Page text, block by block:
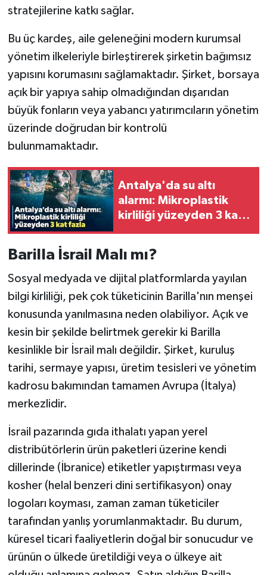
stratejilerine katkı sağlar.
Bu üç kardeş, aile geleneğini modern kurumsal
yönetim ilkeleriyle birleştirerek şirketin bağımsız
yapısını korumasını sağlamaktadır. Şirket, borsaya
açık bir yapıya sahip olmadığından dışarıdan
büyük fonların veya yabancı yatırımcıların yönetim
üzerinde doğrudan bir kontrolü
bulunmamaktadır.
Antalya'da su altı
alarmı: Mikroplastik
kirliliği yüzeyden 3 kat
Barilla İsrail Malı mı?
Sosyal medyada ve dijital platformlarda yayılan
bilgi kirliliği, pek çok tüketicinin Barilla'nın menşei
konusunda yanılmasına neden olabiliyor. Açık ve
kesin bir şekilde belirtmek gerekir ki Barilla
kesinlikle bir İsrail malı değildir. Şirket, kuruluş
tarihi, sermaye yapısı, üretim tesisleri ve yönetim
kadrosu bakımından tamamen Avrupa (İtalya)
merkezlidir.
İsrail pazarında gıda ithalatı yapan yerel
distribütörlerin ürün paketleri üzerine kendi
dillerinde (İbranice) etiketler yapıştırması veya
kosher (helal benzeri dini sertifikasyon) onay
logoları koyması, zaman zaman tüketiciler
tarafından yanlış yorumlanmaktadır. Bu durum,
küresel ticari faaliyetlerin doğal bir sonucudur ve
ürünün o ülkede üretildiği veya o ülkeye ait